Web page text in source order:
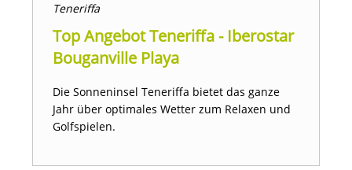
Teneriffa
Top Angebot Teneriffa - Iberostar
Bouganville Playa
Die Sonneninsel Teneriffa bietet das ganze
Jahr über optimales Wetter zum Relaxen und
Golfspielen.